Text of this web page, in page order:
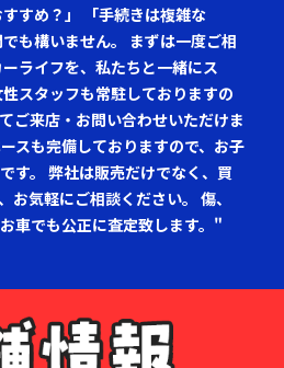
すめ？」 「手続きは複雑な
も構いません。 まずは一度ご相
ライフを、私たちと一緒にス
スタッフも常駐しておりますの
ご来店・お問い合わせいただけま
スも完備しておりますので、お子
す。 弊社は販売だけでなく、買
お気軽にご相談ください。 傷、
車でも公正に査定致します。"